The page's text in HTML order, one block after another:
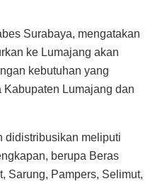
Surabaya, mengatakan
ke Lumajang akan
kebutuhan yang
Lumajang dan
didistribusikan meliputi
berupa Beras
Sarung, Pampers, Selimut,